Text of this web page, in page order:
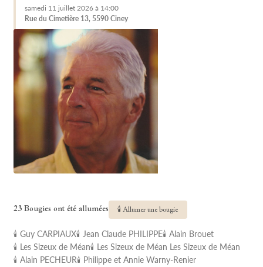
samedi 11 juillet 2026 à 14:00
Rue du Cimetière 13, 5590 Ciney
23 Bougies ont été allumées 🕯 Allumer une bougie
🕯 Guy CARPIAUX🕯 Jean Claude PHILIPPE🕯 Alain Brouet
🕯 Les Sizeux de Méan🕯 Les Sizeux de Méan Les Sizeux de Méan
🕯 Alain PECHEUR🕯 Philippe et Annie Warny-Renier